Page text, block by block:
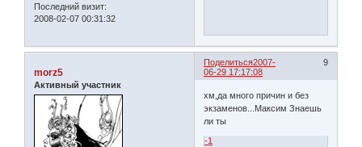
Последний визит:
2008-02-07 00:31:32
Поделиться 9
2007-
06-29 17:17:08
morz5
Активный участник
хм,да много причин и без
экзаменов...Максим Знаешь
ли ты
-1